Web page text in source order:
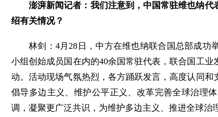
澎湃新闻记者：我们注意到，中国常驻维也纳
绍有关情况？
林剑：4月28日，中方在维也纳联合国总部成功
小组创始成员国在内的40余国常驻代表，联合国工
动。活动现场气氛热烈，各方踊跃发言，高度认同
倡导多边主义、维护公平正义、改革完善全球治理
调，凝聚更广泛共识，为维护多边主义、推进全球治